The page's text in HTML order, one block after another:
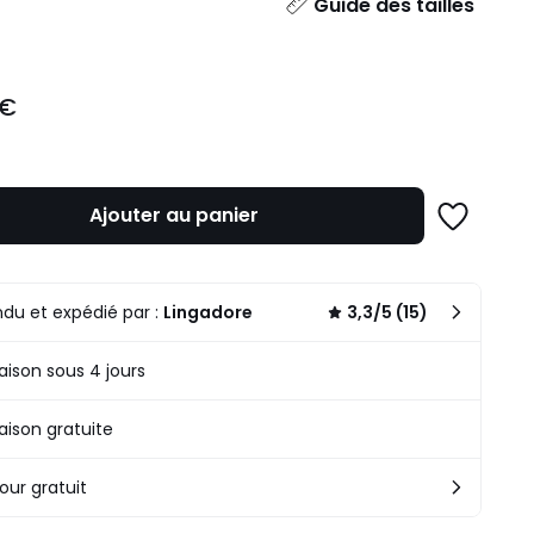
Ajouter au panier
Ajouter
et expédié par : Lingadore 3,3/5 (15)
sous 4 jours
gratuite
gratuit